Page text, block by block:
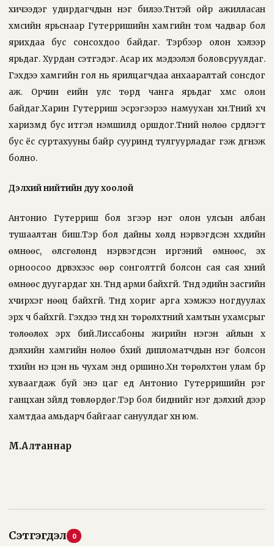
хичээдэг удирдагчдын нэг билээ.Түүнтэй ойр ажилласан
хүмүүсийн ярьснаар Гутерришийн хамгийн том чадвар бол
ярихдаа бус сонсохдоо байдаг. Тэрбээр олон хэлээр
ярьдаг. Хурдан сэтгэдэг. Асар их мэдээлэл боловсруулдаг.
Гэхдээ хамгийн гол нь ярилцагчдаа анхааралтай сонсдог
аж. Орчин үеийн улс төрд чанга ярьдаг хүмүүс олон
байдаг.Харин Гутерриш эсрэгээрээ намуухан хүн.Түүний хүч
харизмд бус итгэл үнэмшилд оршдог.Түүний нөлөө сүрдүүлэгт
бус ёс суртахууны байр сууринд тулгуурладаг гэж дүгнэж
болно.
Дэлхий нийтийн дуу хоолой
Антонио Гутерриш бол зүгээр нэг олон улсын албан
тушаалтан биш.Тэр бол дайны хөлд нэрвэгдсэн хүүхдийн
өмнөөс, өлсгөлөнд нэрвэгдсэн иргэний өмнөөс, эх
орноосоо дүрвэхээс өөр сонголтгүй болсон сая сая хүний
өмнөөс дуугардаг хүн. Түүнд арми байхгүй. Түүнд эдийн засгийн
хүчирхэг нөөц байхгүй. Түүнд хориг арга хэмжээ ногдуулах
эрх ч байхгүй. Гэхдээ түүнд хүн төрөлхтний хамтын ухамсрыг
төлөөлөх эрх бий.Лиссабоны жирийн нэгэн айлын хүү
дэлхийн хамгийн нөлөө бүхий дипломатчдын нэг болсон
түүхийн үнэ цэн нь чухам энд оршино.Хүн төрөлхтөн улам бүр
хуваагдаж буй энэ цаг үед Антонио Гутерришийн үүрэг
ганцхан зүйлд төвлөрдөг.Тэр бол биднийг нэг дэлхий дээр
хамтдаа амьдарч байгааг сануулдаг хүн юм.
М.Алтаннар
Сэтгэгдэл 0